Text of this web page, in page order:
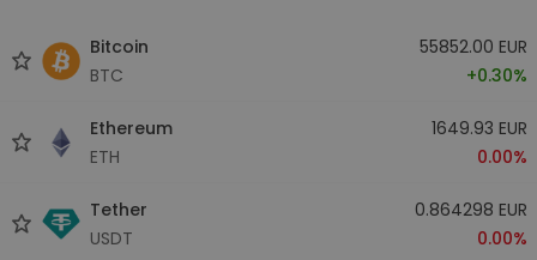
Bitcoin
BTC
55852.00 EUR
+0.30%
Ethereum
ETH
1649.93 EUR
0.00%
Tether
USDT
0.864298 EUR
0.00%